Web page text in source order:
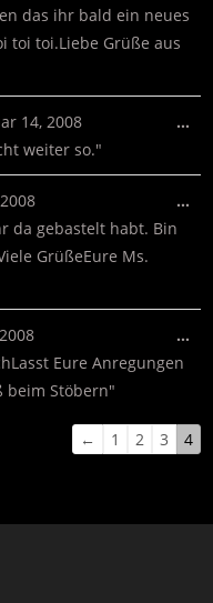
das ihr bald ein neues
toi toi.Liebe Grüße aus
14, 2008
weiter so."
…
da gebastelt habt. Bin
GrüßeEure Ms.
…
Eure Anregungen
beim Stöbern"
…
← 1 2 3
4